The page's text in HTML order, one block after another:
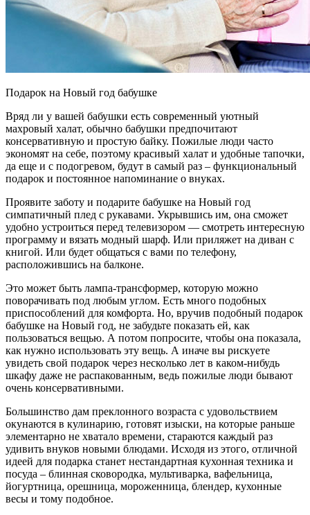
Подарок на Новый год бабушке
Вряд ли у вашей бабушки есть современный уютный
махровый халат, обычно бабушки предпочитают
консервативную и простую байку. Пожилые люди часто
экономят на себе, поэтому красивый халат и удобные тапочки,
да еще и с подогревом, будут в самый раз – функциональный
подарок и постоянное напоминание о внуках.
Проявите заботу и подарите бабушке на Новый год
симпатичный плед с рукавами. Укрывшись им, она сможет
удобно устроиться перед телевизором — смотреть интересную
программу и вязать модный шарф. Или приляжет на диван с
книгой. Или будет общаться с вами по телефону,
расположившись на балконе.
Это может быть лампа-трансформер, которую можно
поворачивать под любым углом. Есть много подобных
приспособлений для комфорта. Но, вручив подобный подарок
бабушке на Новый год, не забудьте показать ей, как
пользоваться вещью. А потом попросите, чтобы она показала,
как нужно использовать эту вещь. А иначе вы рискуете
увидеть свой подарок через несколько лет в каком-нибудь
шкафу даже не распакованным, ведь пожилые люди бывают
очень консервативными.
Большинство дам преклонного возраста с удовольствием
окунаются в кулинарию, готовят изыски, на которые раньше
элементарно не хватало времени, стараются каждый раз
удивить внуков новыми блюдами. Исходя из этого, отличной
идеей для подарка станет нестандартная кухонная техника и
посуда – блинная сковородка, мультиварка, вафельница,
йогуртница, орешница, мороженница, блендер, кухонные
весы и тому подобное.